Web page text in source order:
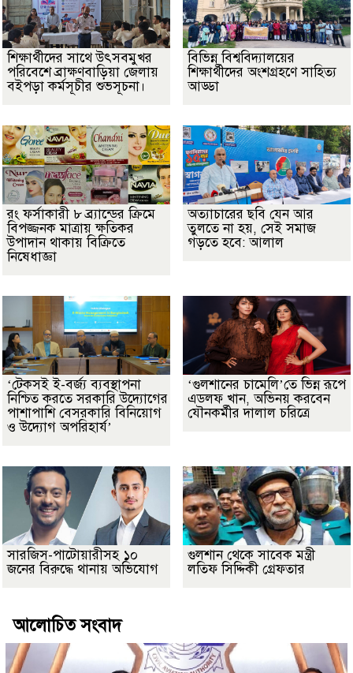
শিক্ষার্থীদের সাথে উৎসবমুখর
পরিবেশে ব্রাক্ষণবাড়িয়া জেলায়
বইপড়া কর্মসূচীর শুভসূচনা।
বিভিন্ন বিশ্ববিদ্যালয়ের
শিক্ষার্থীদের অংশগ্রহণে সাহিত্য
আড্ডা
রং ফর্সাকারী ৮ ব্র্যান্ডের ক্রিমে
বিপজ্জনক মাত্রায় ক্ষতিকর
উপাদান থাকায় বিক্রিতে
নিষেধাজ্ঞা
অত্যাচারের ছবি যেন আর
তুলতে না হয়, সেই সমাজ
গড়তে হবে: আলাল
‘টেকসই ই-বর্জ্য ব্যবস্থাপনা
নিশ্চিত করতে সরকারি উদ্যোগের
পাশাপাশি বেসরকারি বিনিয়োগ
ও উদ্যোগ অপরিহার্য’
‘গুলশানের চামেলি’তে ভিন্ন রূপে
এডলফ খান, অভিনয় করবেন
যৌনকর্মীর দালাল চরিত্রে
সারজিস-পাটোয়ারীসহ ১০
জনের বিরুদ্ধে থানায় অভিযোগ
গুলশান থেকে সাবেক মন্ত্রী
লতিফ সিদ্দিকী গ্রেফতার
আলোচিত সংবাদ